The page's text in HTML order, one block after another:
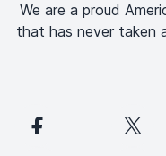
We are a proud
that has never taken